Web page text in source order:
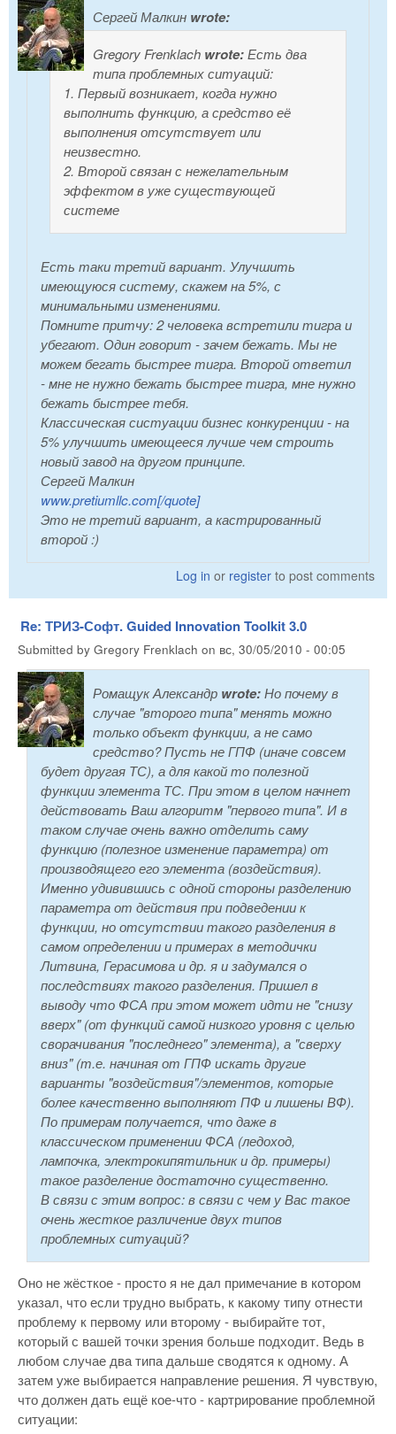
Сергей Малкин wrote:
Gregory Frenklach wrote:Есть два
типа проблемных ситуаций:
1. Первый возникает, когда нужно
выполнить функцию, а средство её
выполнения отсутствует или
неизвестно.
2. Второй связан с нежелательным
эффектом в уже существующей
системе
Есть таки третий вариант. Улучшить
имеющуюся систему, скажем на 5%, с
минимальными изменениями.
Помните притчу: 2 человека встретили тигра и
убегают. Один говорит - зачем бежать. Мы не
можем бегать быстрее тигра. Второй ответил
- мне не нужно бежать быстрее тигра, мне нужно
бежать быстрее тебя.
Классическая систуации бизнес конкуренции - на
5% улучшить имеющееся лучше чем строить
новый завод на другом принципе.
Сергей Малкин
www.pretiumllc.com[/quote]
Это не третий вариант, а кастрированный
второй :)
Log in or register to post comments
Re: ТРИЗ-Софт. Guided Innovation Toolkit 3.0
Submitted by Gregory Frenklach on вс, 30/05/2010 - 00:05
Ромащук Александр wrote:Но почему в
случае "второго типа" менять можно
только объект функции, а не само
средство? Пусть не ГПФ (иначе совсем
будет другая ТС), а для какой то полезной
функции элемента ТС. При этом в целом начнет
действовать Ваш алгоритм "первого типа". И в
таком случае очень важно отделить саму
функцию (полезное изменение параметра) от
производящего его элемента (воздействия).
Именно удивившись с одной стороны разделению
параметра от действия при подведении к
функции, но отсутствии такого разделения в
самом определении и примерах в методички
Литвина, Герасимова и др. я и задумался о
последствиях такого разделения. Пришел в
выводу что ФСА при этом может идти не "снизу
вверх" (от функций самой низкого уровня с целью
сворачивания "последнего" элемента), а "сверху
вниз" (т.е. начиная от ГПФ искать другие
варианты "воздействия"/элементов, которые
более качественно выполняют ПФ и лишены ВФ).
По примерам получается, что даже в
классическом применении ФСА (ледоход,
лампочка, электрокипятильник и др. примеры)
такое разделение достаточно существенно.
В связи с этим вопрос: в связи с чем у Вас такое
очень жесткое различение двух типов
проблемных ситуаций?
Оно не жёсткое - просто я не дал примечание в котором
указал, что если трудно выбрать, к какому типу отнести
проблему к первому или второму - выбирайте тот,
который с вашей точки зрения больше подходит. Ведь в
любом случае два типа дальше сводятся к одному. А
затем уже выбирается направление решения. Я чувствую,
что должен дать ещё кое-что - картрирование проблемной
ситуации: